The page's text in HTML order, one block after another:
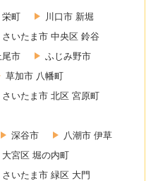
栄町
川口市 新堀
さいたま市 中央区 鈴谷
尾市
ふじみ野市
草加市 八幡町
さいたま市 北区 宮原町
深谷市
八潮市 伊草
宮区 堀の内町
さいたま市 緑区 大門